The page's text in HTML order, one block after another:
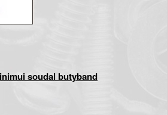
soudal butyband